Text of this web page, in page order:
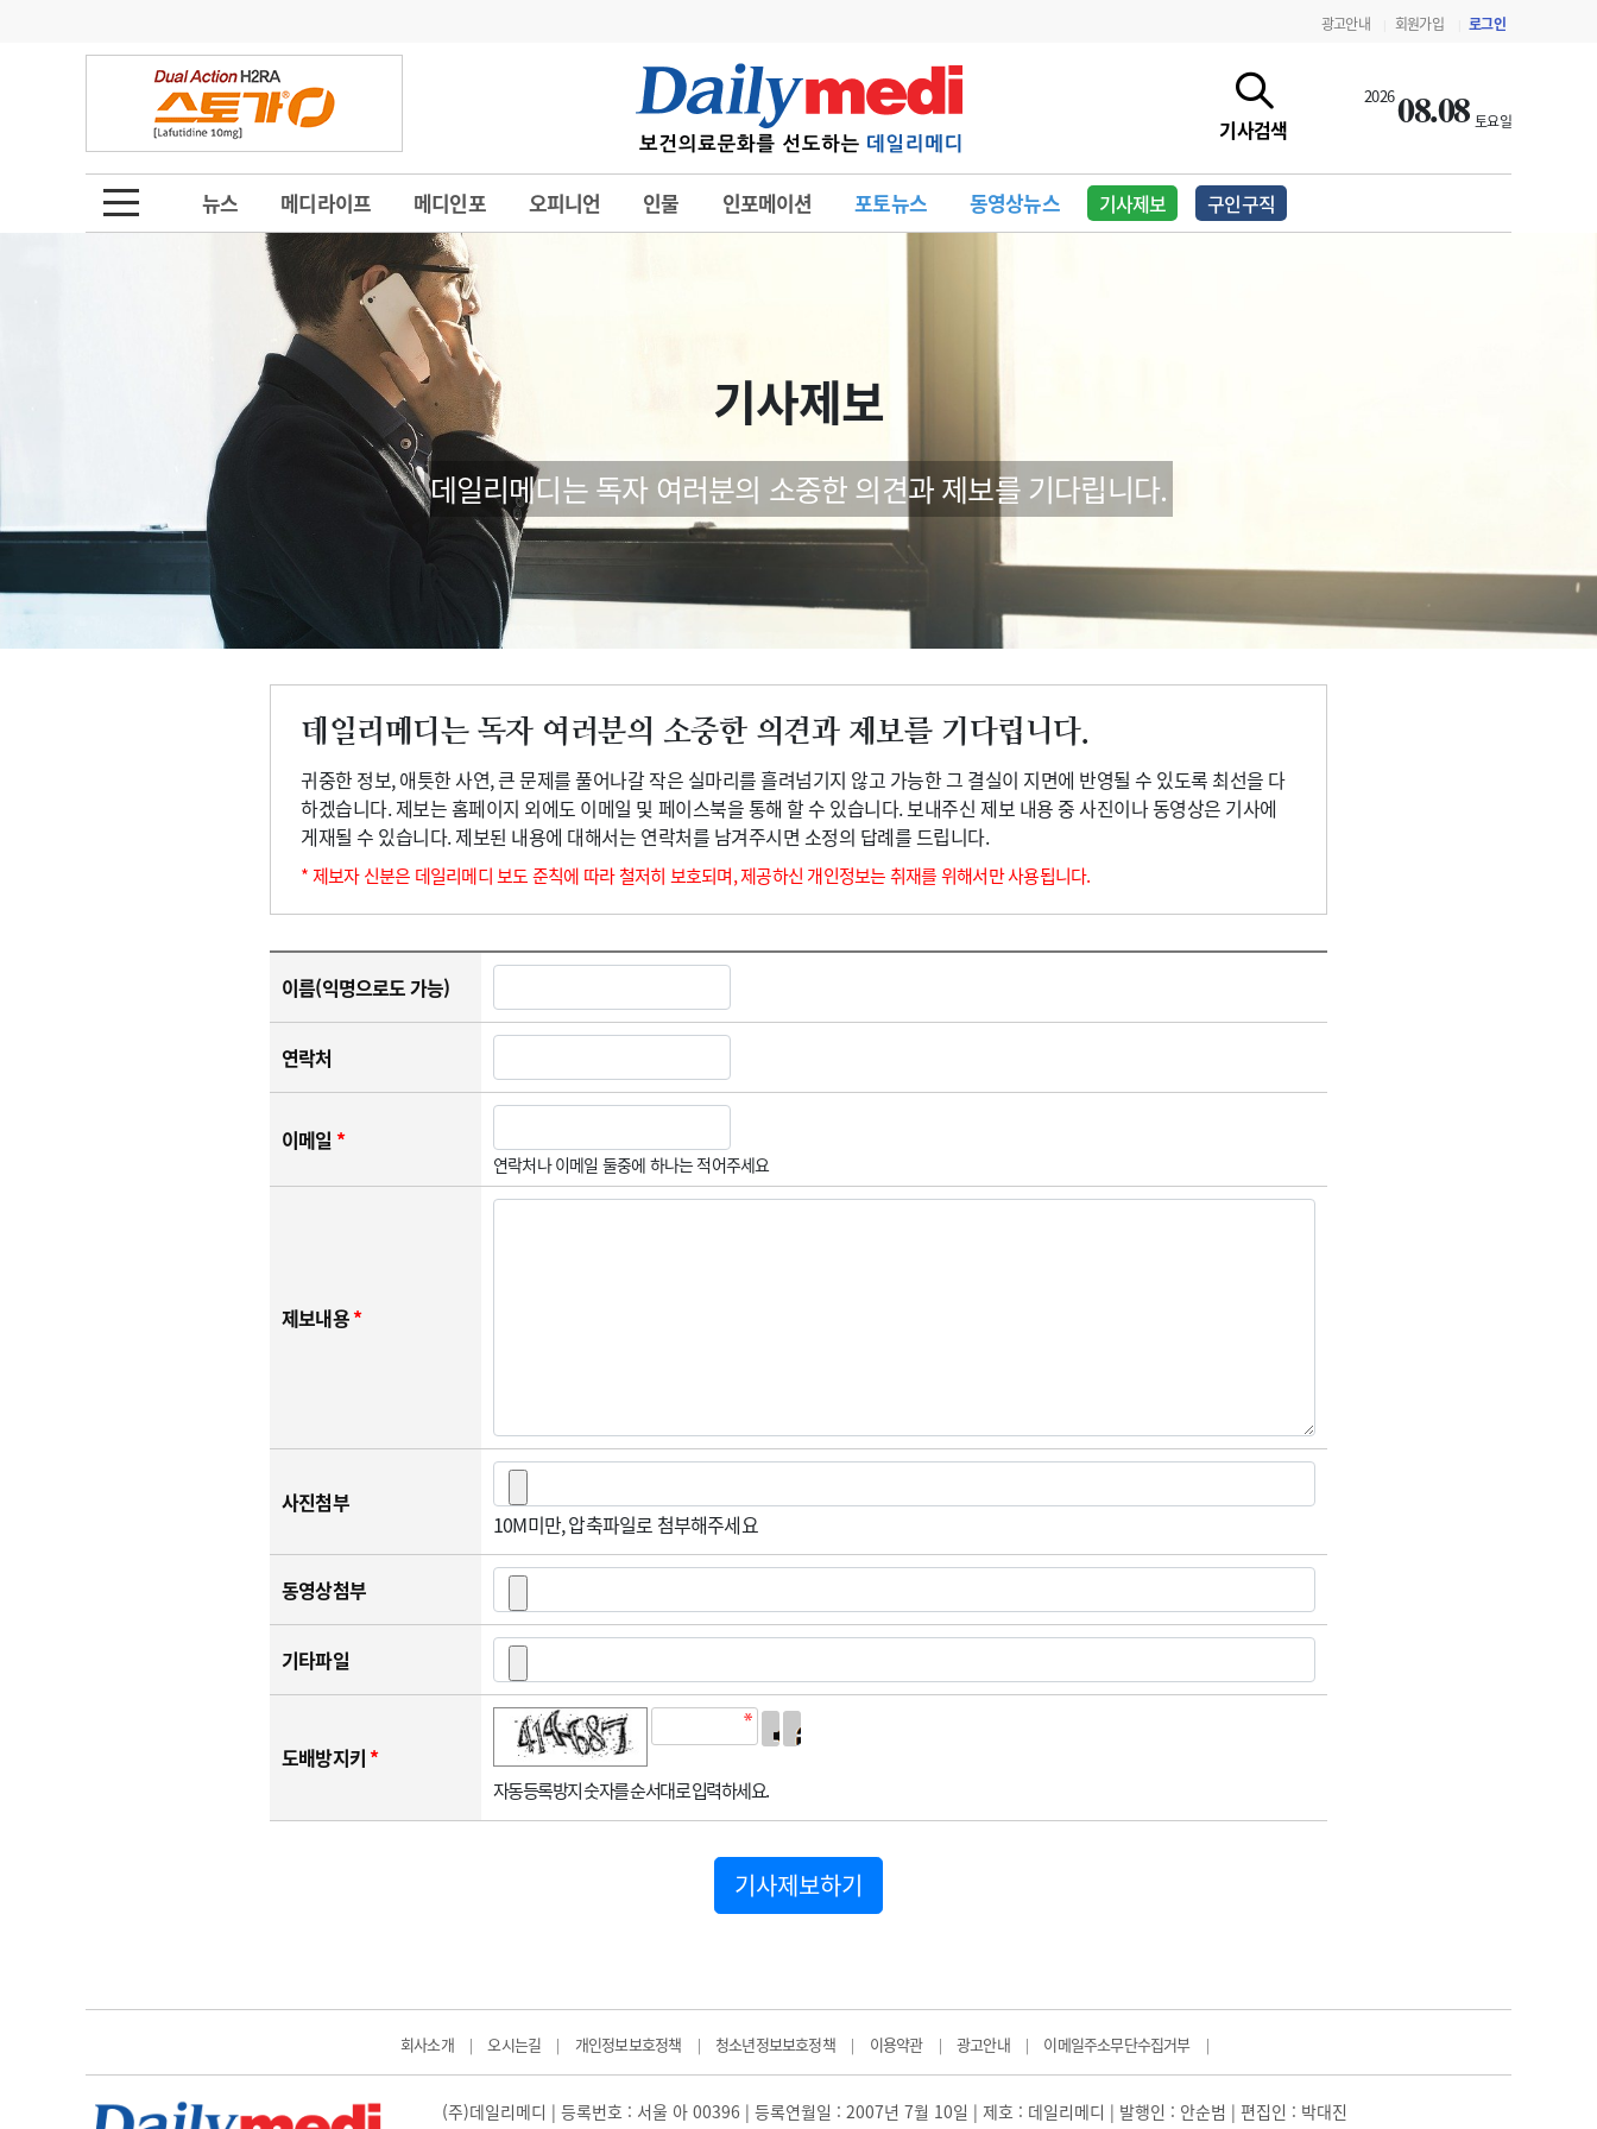
광고안내 회원가입 로그인
기사검색
202608.08 토요일
뉴스 메디라이프 메디인포 오피니언 인물 인포메이션 포토뉴스 동영상뉴스 기사제보 구인구직
금주의 검색어
1
의사인력 수급 추계
2
성분명 처방
3
AI의료
4
전공의 모집 결과
의사국시 합격률
6
관리급여 실시
의과대학 입시
10 약가인하
메디인포 사고
오피니언 칼럼 수첩
인물 초대석 피플
포토뉴스
지역병원 중소병원
행정처분 판례
학회·연수강좌 학회/연수강좌 행사
법적고지
기사제보
데일리메디는 독자 여러분의 소중한 의견과 제보를 기다립니다.
데일리메디는 독자 여러분의 소중한 의견과 제보를 기다립니다.
귀중한 정보, 애틋한 사연, 큰 문제를 풀어나갈 작은 실마리를 흘려넘기지 않고 가능한 그 결실이 지면에 반영될 수 있도록 최선을 다
하겠습니다. 제보는 홈페이지 외에도 이메일 및 페이스북을 통해 할 수 있습니다. 보내주신 제보 내용 중 사진이나 동영상은 기사에
게재될 수 있습니다. 제보된 내용에 대해서는 연락처를 남겨주시면 소정의 답례를 드립니다.
* 제보자 신분은 데일리메디 보도 준칙에 따라 철저히 보호되며, 제공하신 개인정보는 취재를 위해서만 사용됩니다.
이름(익명으로도 가능)
연락처
이메일 *
연락처나 이메일 둘중에 하나는 적어주세요
제보내용*
사진첨부
10M미만, 압축파일로 첨부해주세요
동영상첨부
기타파일
도배방지키 *
자동등록방지 숫자를 순서대로 입력하세요.
기사제보하기
회사소개 | 오시는길 | 개인정보보호정책 | 청소년정보보호정책 | 이용약관 | 광고안내 | 이메일주소무단수집거부 |
(주)데일리메디 | 등록번호 : 서울 아 00396 | 등록연월일 : 2007년 7월 10일 | 제호 : 데일리메디 | 발행인 : 안순범 | 편집인 : 박대진